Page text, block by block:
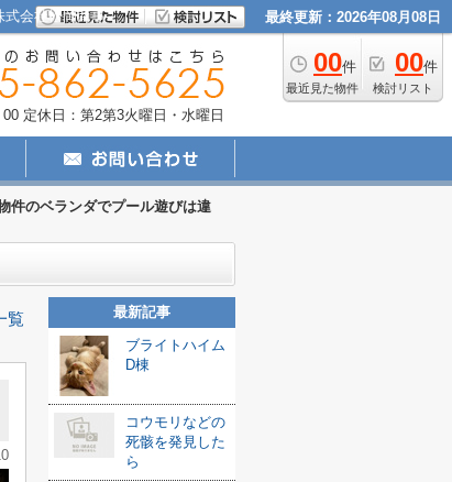
式会社松岡商事 最終更新：2026年08月08日
00件
最近見た物件
00件
検討リスト
00 定休日：第2第3火曜日・水曜日
件のベランダでプール遊びは違
覧
最新記事
ブライトハイム
D棟
コウモリなどの
死骸を発見した
ら